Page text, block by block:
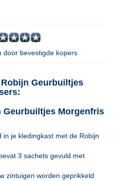
door bevestigde kopers
Geurbuiltjes
Geurbuiltjes Morgenfris
je kledingkast met de Robijn
3 sachets gevuld met
zintuigen worden geprikkeld